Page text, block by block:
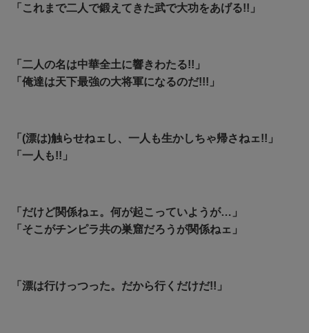
「これまで二人で鍛えてきた武で大功をあげる!!」
「二人の名は中華全土に響きわたる!!」
「俺達は天下最強の大将軍になるのだ!!!」
「(漂は)触らせねェし、一人も生かしちゃ帰さねェ!!」
「一人も!!」
「だけど関係ねェ。何が起こっていようが…」
「そこがチンピラ共の巣窟だろうが関係ねェ」
「漂は行けっつった。だから行くだけだ!!」